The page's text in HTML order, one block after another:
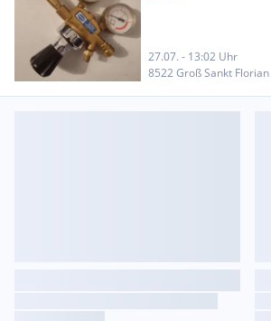
27.07. - 13:02 Uhr
8522 Groß Sankt Florian